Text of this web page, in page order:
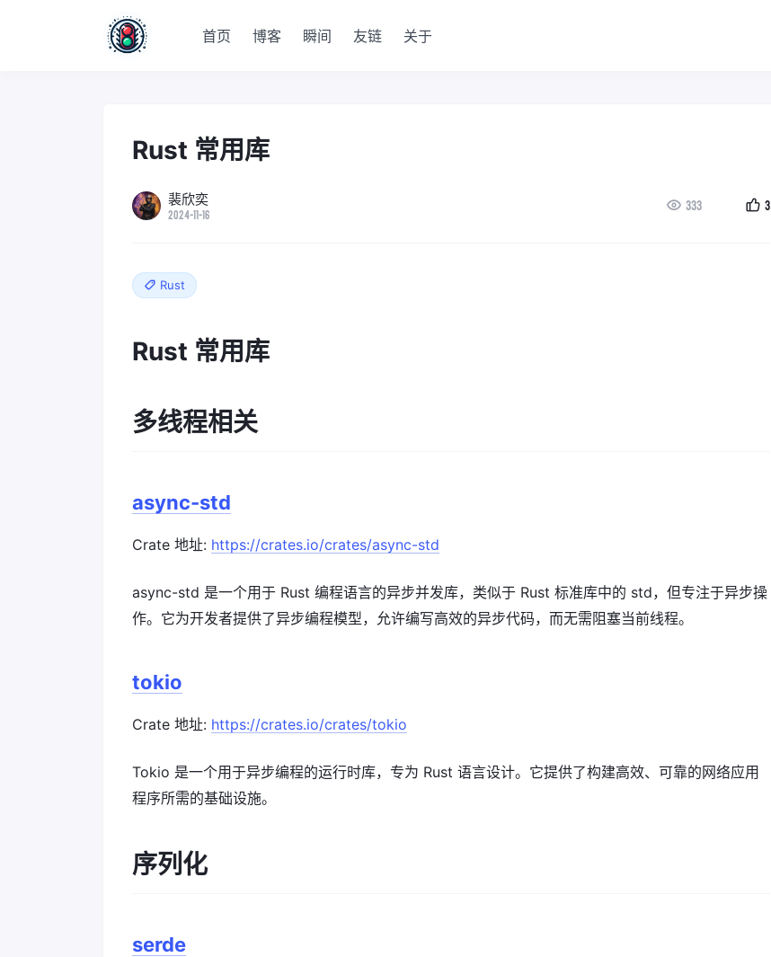
首页 博客 瞬间 友链 关于
Rust 常用库
裴欣奕
2024-11-16
333 3
Rust
Rust 常用库
多线程相关
async-std
Crate 地址: https://crates.io/crates/async-std
async-std 是一个用于 Rust 编程语言的异步并发库，类似于 Rust 标准库中的 std，但专注于异步操
作。它为开发者提供了异步编程模型，允许编写高效的异步代码，而无需阻塞当前线程。
tokio
Crate 地址: https://crates.io/crates/tokio
Tokio 是一个用于异步编程的运行时库，专为 Rust 语言设计。它提供了构建高效、可靠的网络应用
程序所需的基础设施。
序列化
serde